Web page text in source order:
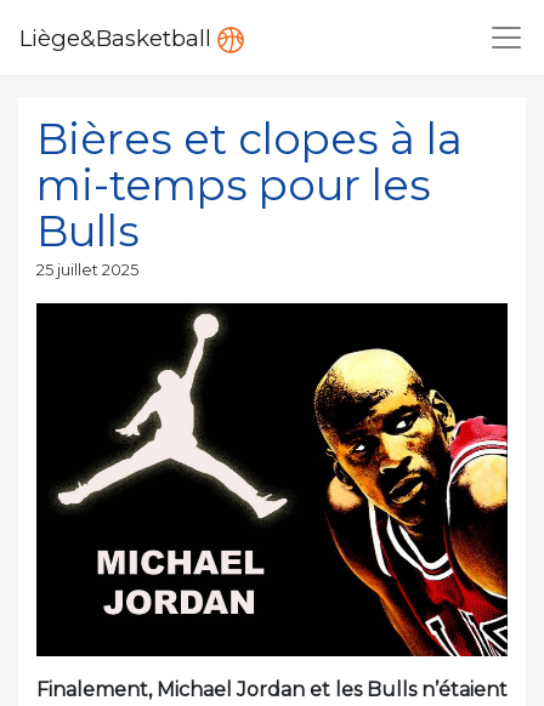
Liège&Basketball
Bières et clopes à la
mi-temps pour les
Bulls
Publié
25 juillet 2025
Finalement, Michael Jordan et les Bulls n’étaient